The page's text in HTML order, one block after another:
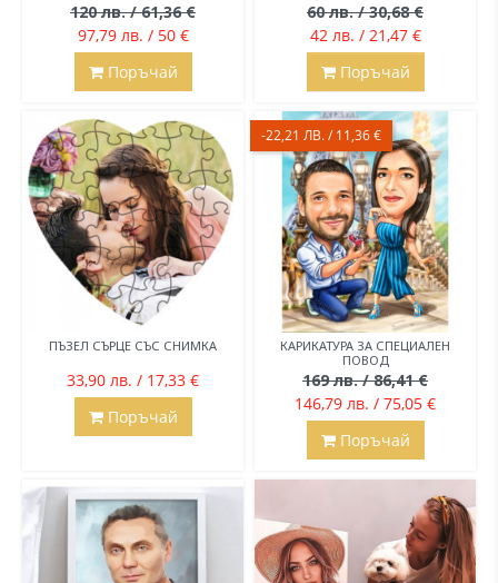
120 лв. / 61,36 €
97,79 лв. / 50 €
Поръчай
60 лв. / 30,68 €
42 лв. / 21,47 €
Поръчай
ПЪЗЕЛ СЪРЦЕ СЪС СНИМКА
33,90 лв. / 17,33 €
Поръчай
КАРИКАТУРА ЗА СПЕЦИАЛЕН
ПОВОД
169 лв. / 86,41 €
146,79 лв. / 75,05 €
-22,21 ЛВ. / 11,36 €
Поръчай